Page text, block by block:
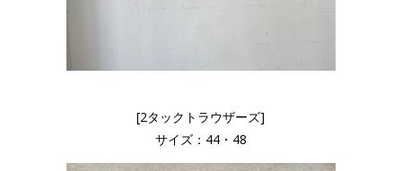
[2タックトラウザーズ]
サイズ：44・48